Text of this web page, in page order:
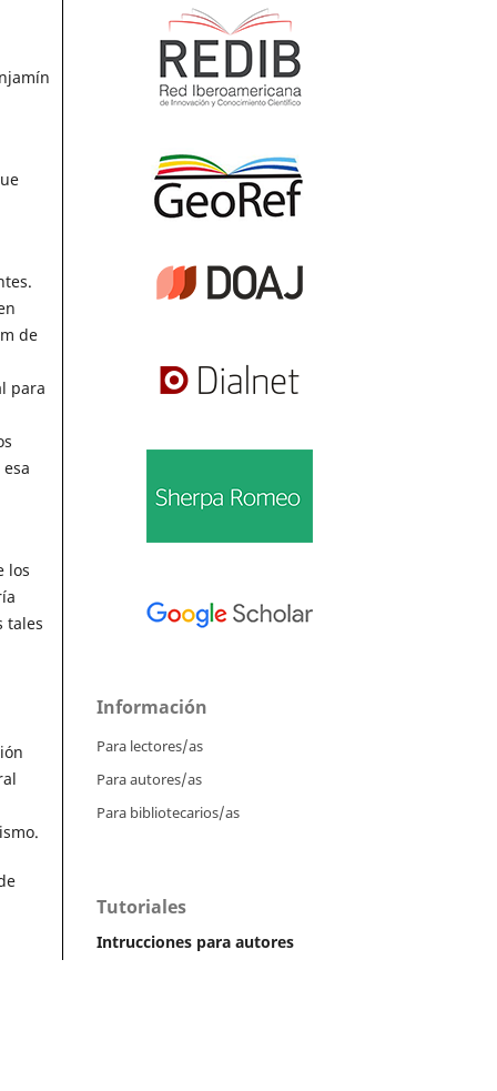
de
para
los
tales
Información
Para lectores/as
Para autores/as
Para bibliotecarios/as
Tutoriales
Intrucciones para autores